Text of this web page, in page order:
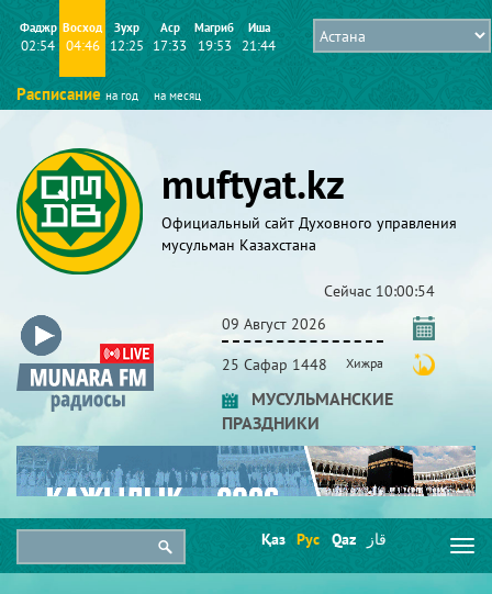
Фаджр
02:54
Восход
04:46
Зухр
12:25
Аср
17:33
Магриб
19:53
Иша
21:44
Расписание на год на месяц
muftyat.kz
Официальный сайт Духовного управления
мусульман Казахстана
Сейчас 10:00:54
09 Август 2026
25 Сафар 1448 Хижра
МУСУЛЬМАНСКИЕ
ПРАЗДНИКИ
Қаз Рус Qaz قاز